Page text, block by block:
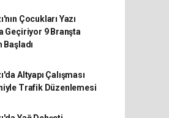
Çocukları Yazı
Geçiriyor 9 Branşta
Başladı
Altyapı Çalışması
Trafik Düzenlemesi